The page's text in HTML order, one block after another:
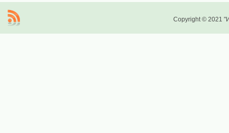
Copyright © 2021